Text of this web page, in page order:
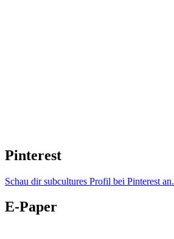
Pinterest
Schau dir subcultures Profil bei Pinterest an.
E-Paper